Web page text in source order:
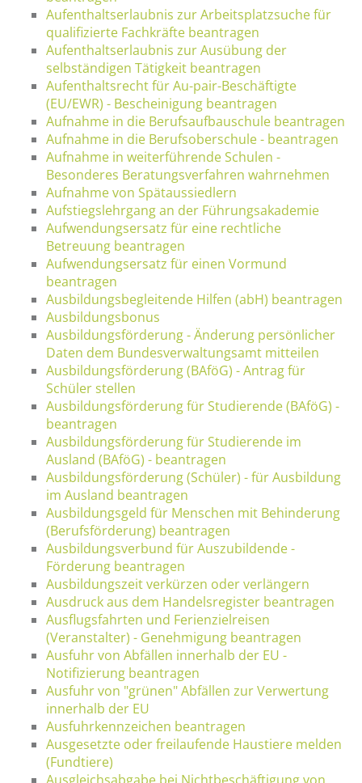
Aufenthaltserlaubnis zur Arbeitsplatzsuche für
qualifizierte Fachkräfte beantragen
Aufenthaltserlaubnis zur Ausübung der
selbständigen Tätigkeit beantragen
Aufenthaltsrecht für Au-pair-Beschäftigte
(EU/EWR) - Bescheinigung beantragen
Aufnahme in die Berufsaufbauschule beantragen
Aufnahme in die Berufsoberschule - beantragen
Aufnahme in weiterführende Schulen -
Besonderes Beratungsverfahren wahrnehmen
Aufnahme von Spätaussiedlern
Aufstiegslehrgang an der Führungsakademie
Aufwendungsersatz für eine rechtliche
Betreuung beantragen
Aufwendungsersatz für einen Vormund
beantragen
Ausbildungsbegleitende Hilfen (abH) beantragen
Ausbildungsbonus
Ausbildungsförderung - Änderung persönlicher
Daten dem Bundesverwaltungsamt mitteilen
Ausbildungsförderung (BAföG) - Antrag für
Schüler stellen
Ausbildungsförderung für Studierende (BAföG) -
beantragen
Ausbildungsförderung für Studierende im
Ausland (BAföG) - beantragen
Ausbildungsförderung (Schüler) - für Ausbildung
im Ausland beantragen
Ausbildungsgeld für Menschen mit Behinderung
(Berufsförderung) beantragen
Ausbildungsverbund für Auszubildende -
Förderung beantragen
Ausbildungszeit verkürzen oder verlängern
Ausdruck aus dem Handelsregister beantragen
Ausflugsfahrten und Ferienzielreisen
(Veranstalter) - Genehmigung beantragen
Ausfuhr von Abfällen innerhalb der EU -
Notifizierung beantragen
Ausfuhr von "grünen" Abfällen zur Verwertung
innerhalb der EU
Ausfuhrkennzeichen beantragen
Ausgesetzte oder freilaufende Haustiere melden
(Fundtiere)
Ausgleichsabgabe bei Nichtbeschäftigung von